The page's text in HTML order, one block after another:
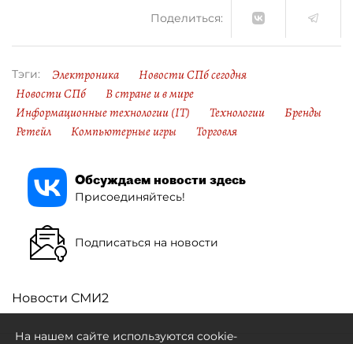
Поделиться:
Тэги: Электроника
Новости СПб сегодня
Новости СПб
В стране и в мире
Информационные технологии (IT)
Технологии
Бренды
Ретейл
Компьютерные игры Торговля
Обсуждаем новости здесь
Присоединяйтесь!
Подписаться на новости
Новости СМИ2
На нашем сайте используются cookie-